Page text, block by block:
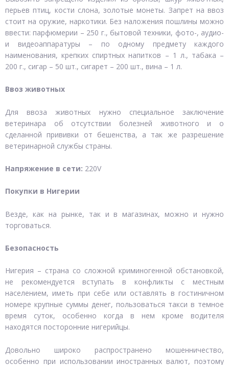
перьев птиц, кости слона, золотые монеты. Запрет на ввоз
стоит на оружие, наркотики. Без наложения пошлины можно
ввести: парфюмерии – 250 г., бытовой техники, фото-, аудио-
и видеоаппаратуры – по одному предмету каждого
наименования, крепких спиртных напитков – 1 л., табака –
200 г., сигар – 50 шт., сигарет – 200 шт., вина – 1 л.
Ввоз животных
Для ввоза животных нужно специальное заключение
ветеринара об отсутствии болезней животного и о
сделанной прививки от бешенства, а так же разрешение
ветеринарной службы страны.
Напряжение в сети: 220V
Покупки в Нигерии
Везде, как на рынке, так и в магазинах, можно и нужно
торговаться.
Безопасность
Нигерия – страна со сложной криминогенной обстановкой,
не рекомендуется вступать в конфликты с местным
населением, иметь при себе или оставлять в гостиничном
номере крупные суммы денег, пользоваться такси в темное
время суток, особенно когда в нем кроме водителя
находятся посторонние нигерийцы.
Довольно широко распространено мошенничество,
особенно при использовании иностранных валют, поэтому